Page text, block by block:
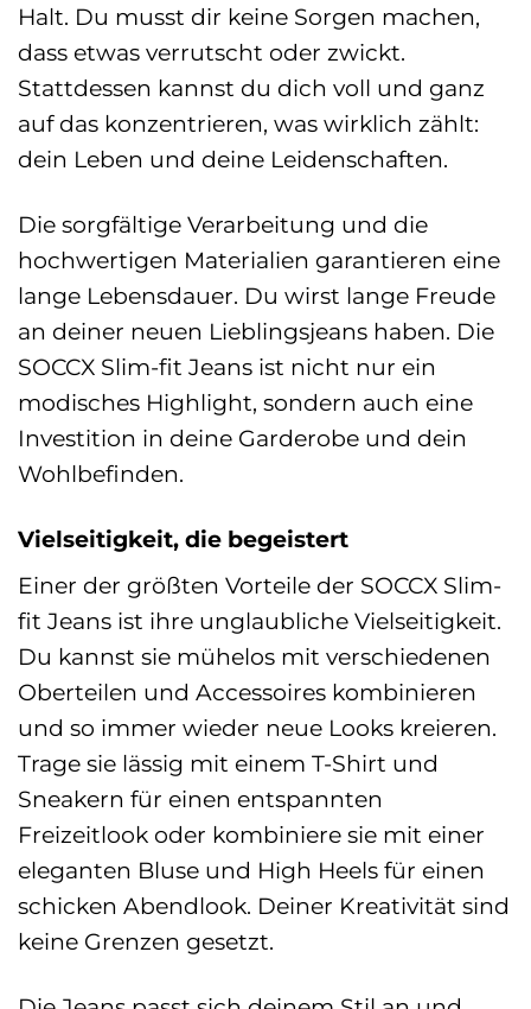
Halt. Du musst dir keine Sorgen machen,
dass etwas verrutscht oder zwickt.
Stattdessen kannst du dich voll und ganz
auf das konzentrieren, was wirklich zählt:
dein Leben und deine Leidenschaften.
Die sorgfältige Verarbeitung und die
hochwertigen Materialien garantieren eine
lange Lebensdauer. Du wirst lange Freude
an deiner neuen Lieblingsjeans haben. Die
SOCCX Slim-fit Jeans ist nicht nur ein
modisches Highlight, sondern auch eine
Investition in deine Garderobe und dein
Wohlbefinden.
Vielseitigkeit, die begeistert
Einer der größten Vorteile der SOCCX Slim-
fit Jeans ist ihre unglaubliche Vielseitigkeit.
Du kannst sie mühelos mit verschiedenen
Oberteilen und Accessoires kombinieren
und so immer wieder neue Looks kreieren.
Trage sie lässig mit einem T-Shirt und
Sneakern für einen entspannten
Freizeitlook oder kombiniere sie mit einer
eleganten Bluse und High Heels für einen
schicken Abendlook. Deiner Kreativität sind
keine Grenzen gesetzt.